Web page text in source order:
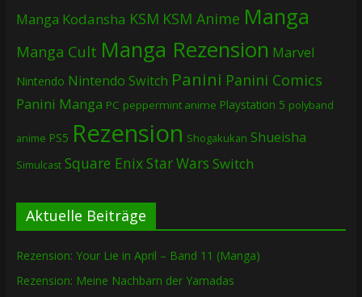
Manga Kodansha KSM KSM Anime Manga
Manga Cult Manga Rezension Marvel
Nintendo Nintendo Switch Panini Panini Comics
Panini Manga PC peppermint anime Playstation 5 polyband
anime PS5 Rezension Shogakukan Shueisha
Simulcast Square EnixStar Wars Switch
Aktuelle Beiträge
Rezension: Your Lie in April – Band 11 (Manga)
Rezension: Meine Nachbarn der Yamadas